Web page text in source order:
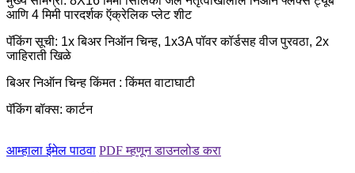
आणि 4 मिमी पारदर्शक ऍक्रेलिक प्लेट शीट
पॅकिंग सूची: 1x बिअर निऑन चिन्ह, 1x3A पॉवर कॉर्डसह वीज पुरवठा, 2x
जाहिराती खिळे
बिअर निऑन चिन्ह किंमत : किंमत वाटाघाटी
पॅकिंग बॉक्स: कार्टन
आम्हाला ईमेल पाठवा PDF म्हणून डाउनलोड करा